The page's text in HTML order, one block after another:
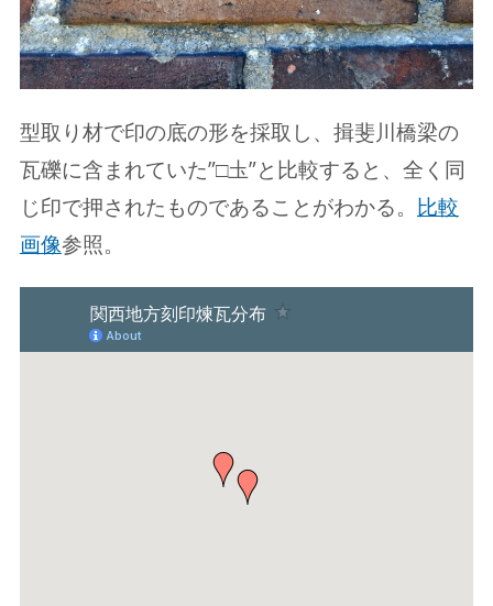
型取り材で印の底の形を採取し、揖斐川橋梁の
瓦礫に含まれていた”□圡”と比較すると、全く同
じ印で押されたものであることがわかる。 比較
画像参照。